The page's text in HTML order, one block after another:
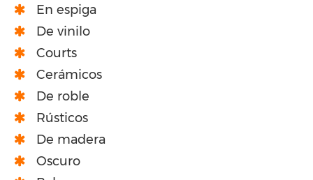
En espiga
De vinilo
Courts
Cerámicos
De roble
Rústicos
De madera
Oscuro